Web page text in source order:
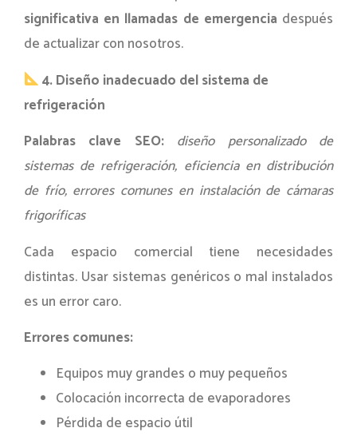
significativa en llamadas de emergencia después
de actualizar con nosotros.
4. Diseño inadecuado del sistema de
refrigeración
Palabras clave SEO:
diseño personalizado de
sistemas de refrigeración, eficiencia en distribución
de frío, errores comunes en instalación de cámaras
frigoríficas
Cada espacio comercial tiene necesidades
distintas. Usar sistemas genéricos o mal instalados
es un error caro.
Errores comunes:
Equipos muy grandes o muy pequeños
Colocación incorrecta de evaporadores
Pérdida de espacio útil